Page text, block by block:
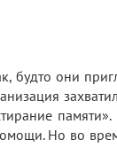
будто они
памяти».
Но во